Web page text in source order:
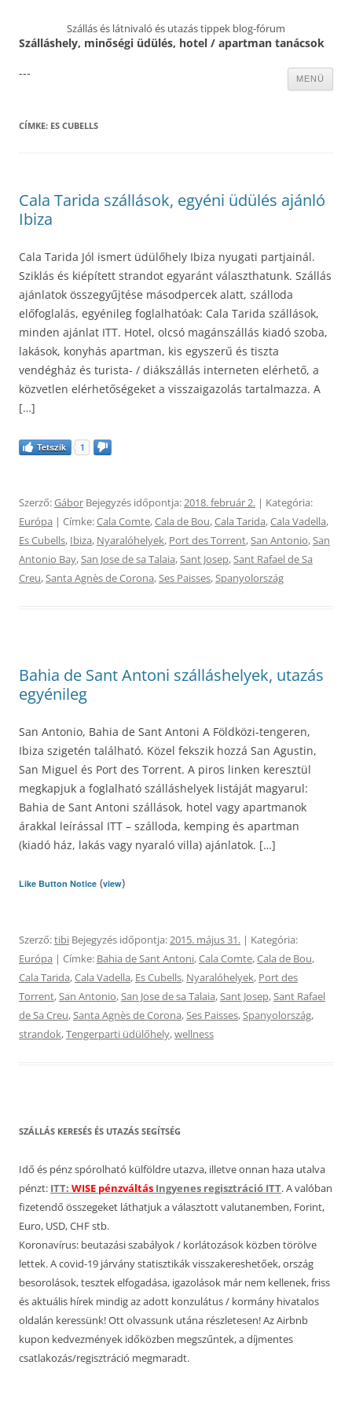
Szállás és látnivaló és utazás tippek blog-fórum
Szálláshely, minőségi üdülés, hotel / apartman tanácsok
MENÜ
---
CÍMKE: ES CUBELLS
Cala Tarida szállások, egyéni üdülés ajánló
Ibiza
Cala Tarida Jól ismert üdülőhely Ibiza nyugati partjainál.
Sziklás és kiépített strandot egyaránt választhatunk. Szállás
ajánlatok összegyűjtése másodpercek alatt, szálloda
előfoglalás, egyénileg foglalhatóak: Cala Tarida szállások,
minden ajánlat ITT. Hotel, olcsó magánszállás kiadó szoba,
lakások, konyhás apartman, kis egyszerű és tiszta
vendégház és turista- / diákszállás interneten elérhető, a
közvetlen elérhetőségeket a visszaigazolás tartalmazza. A
[…]
Tetszik 1
Szerző:Gábor Bejegyzés időpontja:2018. február 2. | Kategória:
Európa | Címke:Cala Comte,Cala de Bou,Cala Tarida,Cala Vadella,
Es Cubells, Ibiza, Nyaralóhelyek, Port des Torrent,San Antonio,San
Antonio Bay,San Jose de sa Talaia,Sant Josep,Sant Rafael de Sa
Creu,Santa Agnès de Corona,Ses Paisses,Spanyolország
Bahia de Sant Antoni szálláshelyek, utazás
egyénileg
San Antonio, Bahia de Sant Antoni A Földközi-tengeren,
Ibiza szigetén található. Közel fekszik hozzá San Agustin,
San Miguel és Port des Torrent. A piros linken keresztül
megkapjuk a foglalható szálláshelyek listáját magyarul:
Bahia de Sant Antoni szállások, hotel vagy apartmanok
árakkal leírással ITT – szálloda, kemping és apartman
(kiadó ház, lakás vagy nyaraló villa) ajánlatok. […]
Like Button Notice (view)
Szerző:tibi Bejegyzés időpontja:2015. május 31. | Kategória:
Európa | Címke: Bahia de Sant Antoni,Cala Comte,Cala de Bou,
Cala Tarida,Cala Vadella, Es Cubells, Nyaralóhelyek, Port des
Torrent,San Antonio,San Jose de sa Talaia,Sant Josep,Sant Rafael
de Sa Creu,Santa Agnès de Corona,Ses Paisses,Spanyolország,
strandok,Tengerparti üdülőhely,wellness
SZÁLLÁS KERESÉS ÉS UTAZÁS SEGÍTSÉG
Idő és pénz spórolható külföldre utazva, illetve onnan haza utalva
pénzt: ITT: WISE pénzváltás Ingyenes regisztráció ITT. A valóban
fizetendő összegeket láthatjuk a választott valutanemben, Forint,
Euro, USD, CHF stb.
Koronavírus: beutazási szabályok / korlátozások közben törölve
lettek. A covid-19 járvány statisztikák visszakereshetőek, ország
besorolások, tesztek elfogadása, igazolások már nem kellenek, friss
és aktuális hírek mindig az adott konzulátus / kormány hivatalos
oldalán keressünk! Ott olvassunk utána részletesen! Az Airbnb
kupon kedvezmények időközben megszűntek, a díjmentes
csatlakozás/regisztráció megmaradt.